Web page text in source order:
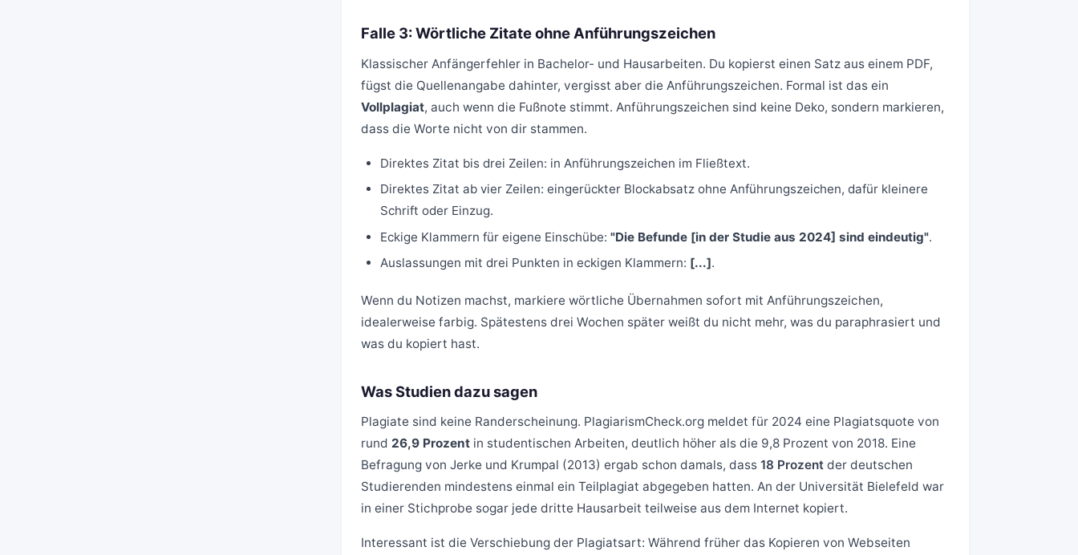
Falle 3: Wörtliche Zitate ohne Anführungszeichen
Klassischer Anfängerfehler in Bachelor- und Hausarbeiten. Du kopierst einen Satz aus einem PDF,
fügst die Quellenangabe dahinter, vergisst aber die Anführungszeichen. Formal ist das ein
Vollplagiat, auch wenn die Fußnote stimmt. Anführungszeichen sind keine Deko, sondern markieren,
dass die Worte nicht von dir stammen.
Direktes Zitat bis drei Zeilen: in Anführungszeichen im Fließtext.
Direktes Zitat ab vier Zeilen: eingerückter Blockabsatz ohne Anführungszeichen, dafür kleinere
Schrift oder Einzug.
Eckige Klammern für eigene Einschübe: "Die Befunde [in der Studie aus 2024] sind eindeutig".
Auslassungen mit drei Punkten in eckigen Klammern: [...].
Wenn du Notizen machst, markiere wörtliche Übernahmen sofort mit Anführungszeichen,
idealerweise farbig. Spätestens drei Wochen später weißt du nicht mehr, was du paraphrasiert und
was du kopiert hast.
Was Studien dazu sagen
Plagiate sind keine Randerscheinung. PlagiarismCheck.org meldet für 2024 eine Plagiatsquote von
rund 26,9 Prozentin studentischen Arbeiten, deutlich höher als die 9,8 Prozent von 2018. Eine
Befragung von Jerke und Krumpal (2013) ergab schon damals, dass 18 Prozentder deutschen
Studierenden mindestens einmal ein Teilplagiat abgegeben hatten. An der Universität Bielefeld war
in einer Stichprobe sogar jede dritte Hausarbeit teilweise aus dem Internet kopiert.
Interessant ist die Verschiebung der Plagiatsart: Während früher das Kopieren von Webseiten